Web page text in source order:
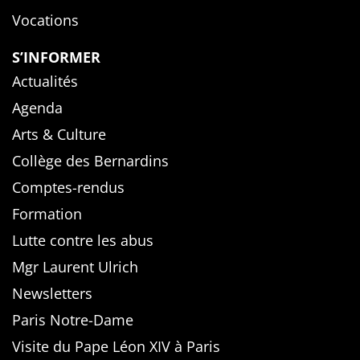
Vocations
S’INFORMER
Actualités
Agenda
Arts & Culture
Collège des Bernardins
Comptes-rendus
Formation
Lutte contre les abus
Mgr Laurent Ulrich
Newsletters
Paris Notre-Dame
Visite du Pape Léon XIV à Paris